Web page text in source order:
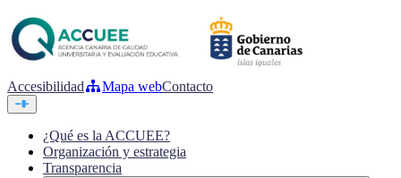
Accesibilidad Mapa webContacto
¿Qué es la ACCUEE?
Organización y estrategia
Transparencia